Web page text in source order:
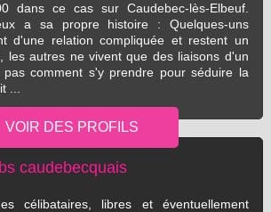
dans ce cas sur Caudebec-lès-Elbeuf.
a sa propre histoire : Quelques-uns
d'une relation compliquée et restent un
les autres ne vivent que des liaisons d'un
comment s'y prendre pour séduire la
...
caudebecquais
célibataires, libres et éventuellement